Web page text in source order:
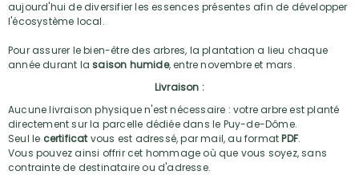
aujourd'hui de diversifier les essences présentes afin de développer
l'écosystème local.
Pour assurer le bien-être des arbres, la plantation a lieu chaque
année durant lasaison humide, entre novembre et mars.
Livraison :
Aucune livraison physique n'est nécessaire : votre arbre est planté
directement sur la parcelle dédiée dans le Puy-de-Dôme.
Seul le certificatvous est adressé, par mail, au formatPDF.
Vous pouvez ainsi offrir cet hommage où que vous soyez, sans
contrainte de destinataire ou d'adresse.